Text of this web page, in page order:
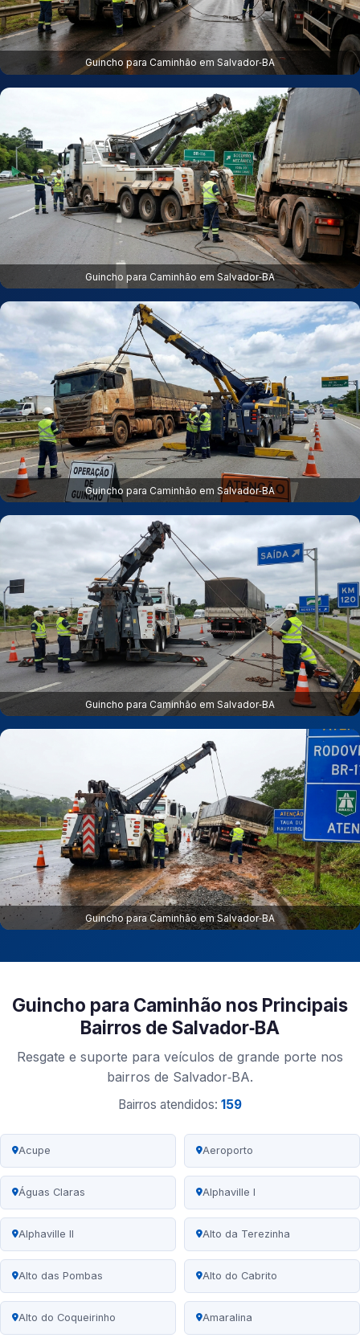
Guincho para Caminhão em Salvador‑BA
Guincho para Caminhão em Salvador‑BA
Guincho para Caminhão em Salvador‑BA
Guincho para Caminhão em Salvador‑BA
Guincho para Caminhão em Salvador‑BA
Guincho para Caminhão nos Principais
Bairros de Salvador‑BA
Resgate e suporte para veículos de grande porte nos
bairros de Salvador‑BA.
Bairros atendidos: 159
Acupe Aeroporto
Águas Claras Alphaville I
Alphaville II Alto da Terezinha
Alto das Pombas Alto do Cabrito
Alto do Coqueirinho Amaralina